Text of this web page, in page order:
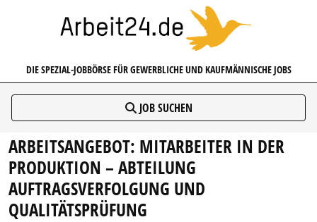
ARBEIT24.DE
DIE SPEZIAL-JOBBÖRSE FÜR GEWERBLICHE UND KAUFMÄNNISCHE JOBS
JOB SUCHEN
ARBEITSANGEBOT: MITARBEITER IN DER
PRODUKTION – ABTEILUNG
AUFTRAGSVERFOLGUNG UND
QUALITÄTSPRÜFUNG